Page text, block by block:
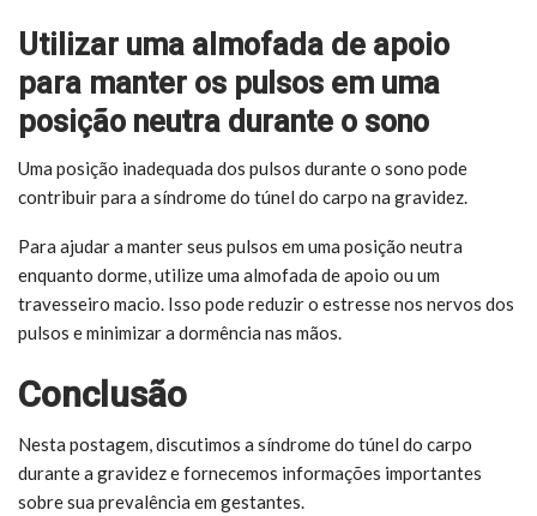
Utilizar uma almofada de apoio
para manter os pulsos em uma
posição neutra durante o sono
Uma posição inadequada dos pulsos durante o sono pode
contribuir para a síndrome do túnel do carpo na gravidez.
Para ajudar a manter seus pulsos em uma posição neutra
enquanto dorme, utilize uma almofada de apoio ou um
travesseiro macio. Isso pode reduzir o estresse nos nervos dos
pulsos e minimizar a dormência nas mãos.
Conclusão
Nesta postagem, discutimos a síndrome do túnel do carpo
durante a gravidez e fornecemos informações importantes
sobre sua prevalência em gestantes.